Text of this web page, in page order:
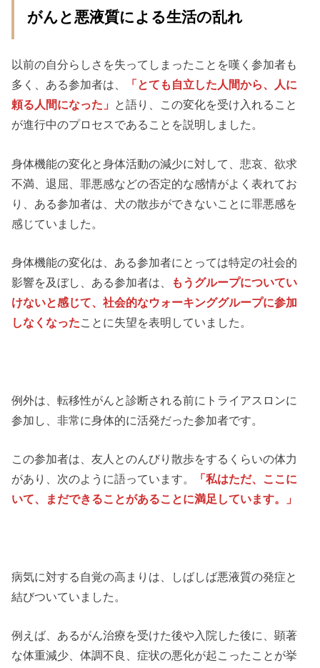
がんと悪液質による生活の乱れ
以前の自分らしさを失ってしまったことを嘆く参加者も
多く、ある参加者は、
「とても自立した人間から、人に
頼る人間になった」 と語り、この変化を受け入れること
が進行中のプロセスであることを説明しました。
身体機能の変化と身体活動の減少に対して、悲哀、欲求
不満、退屈、罪悪感などの否定的な感情がよく表れてお
り、ある参加者は、犬の散歩ができないことに罪悪感を
感じていました。
身体機能の変化は、ある参加者にとっては特定の社会的
影響を及ぼし、ある参加者は、
もうグループについてい
けないと感じて、社会的なウォーキンググループに参加
しなくなったことに失望を表明していました。
例外は、転移性がんと診断される前にトライアスロンに
参加し、非常に身体的に活発だった参加者です。
この参加者は、友人とのんびり散歩をするくらいの体力
があり、次のように語っています。
「私はただ、ここに
いて、まだできることがあることに満足しています。」
病気に対する自覚の高まりは、しばしば悪液質の発症と
結びついていました。
例えば、あるがん治療を受けた後や入院した後に、顕著
な体重減少、体調不良、症状の悪化が起こったことが挙